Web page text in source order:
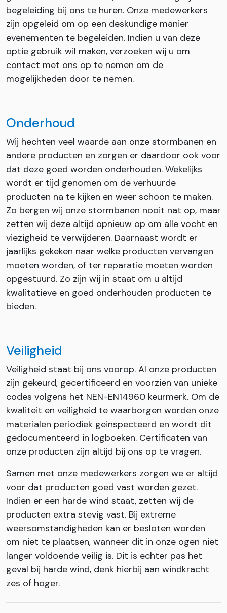
begeleiding bij ons te huren. Onze medewerkers
zijn opgeleid om op een deskundige manier
evenementen te begeleiden. Indien u van deze
optie gebruik wil maken, verzoeken wij u om
contact met ons op te nemen om de
mogelijkheden door te nemen.
Onderhoud
Wij hechten veel waarde aan onze stormbanen en
andere producten en zorgen er daardoor ook voor
dat deze goed worden onderhouden. Wekelijks
wordt er tijd genomen om de verhuurde
producten na te kijken en weer schoon te maken.
Zo bergen wij onze stormbanen nooit nat op, maar
zetten wij deze altijd opnieuw op om alle vocht en
viezigheid te verwijderen. Daarnaast wordt er
jaarlijks gekeken naar welke producten vervangen
moeten worden, of ter reparatie moeten worden
opgestuurd. Zo zijn wij in staat om u altijd
kwalitatieve en goed onderhouden producten te
bieden.
Veiligheid
Veiligheid staat bij ons voorop. Al onze producten
zijn gekeurd, gecertificeerd en voorzien van unieke
codes volgens het NEN-EN14960 keurmerk. Om de
kwaliteit en veiligheid te waarborgen worden onze
materialen periodiek geinspecteerd en wordt dit
gedocumenteerd in logboeken. Certificaten van
onze producten zijn altijd bij ons op te vragen.
Samen met onze medewerkers zorgen we er altijd
voor dat producten goed vast worden gezet.
Indien er een harde wind staat, zetten wij de
producten extra stevig vast. Bij extreme
weersomstandigheden kan er besloten worden
om niet te plaatsen, wanneer dit in onze ogen niet
langer voldoende veilig is. Dit is echter pas het
geval bij harde wind, denk hierbij aan windkracht
zes of hoger.